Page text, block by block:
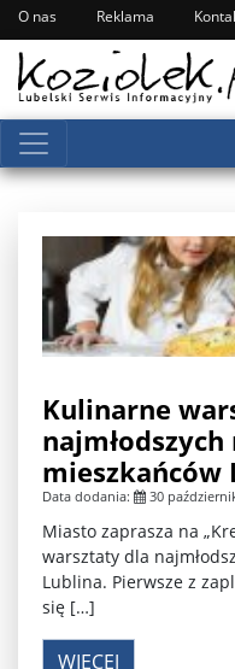
O nas Reklama
Kulinarne
mieszkańców
Data dodania: 30
Miasto zaprasza na
warsztaty dla
Lublina. Pierwsze z
się […]
WIĘCEJ